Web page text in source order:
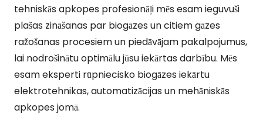
tehniskās apkopes profesionāļi mēs esam ieguvuši
plašas zināšanas par biogāzes un citiem gāzes
ražošanas procesiem un piedāvājam pakalpojumus,
lai nodrošinātu optimālu jūsu iekārtas darbību. Mēs
esam eksperti rūpniecisko biogāzes iekārtu
elektrotehnikas, automatizācijas un mehāniskās
apkopes jomā.